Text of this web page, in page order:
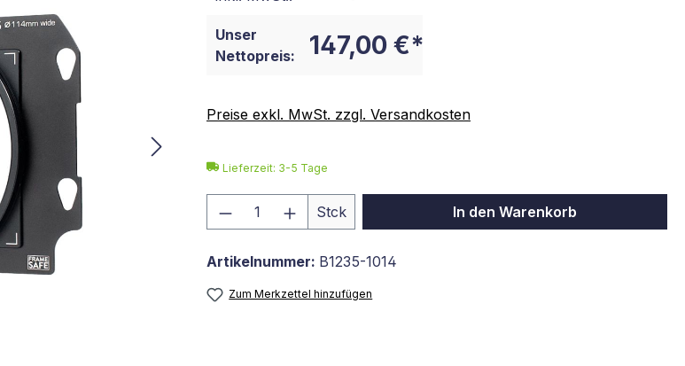
Unser
Nettopreis:
147,00 €*
Preise exkl. MwSt. zzgl. Versandkosten
Lieferzeit: 3-5 Tage
Produkt Anzahl: Gib den gewünschten Wert
Stck In den Warenkorb
Artikelnummer: B1235-1014
Zum Merkzettel hinzufügen